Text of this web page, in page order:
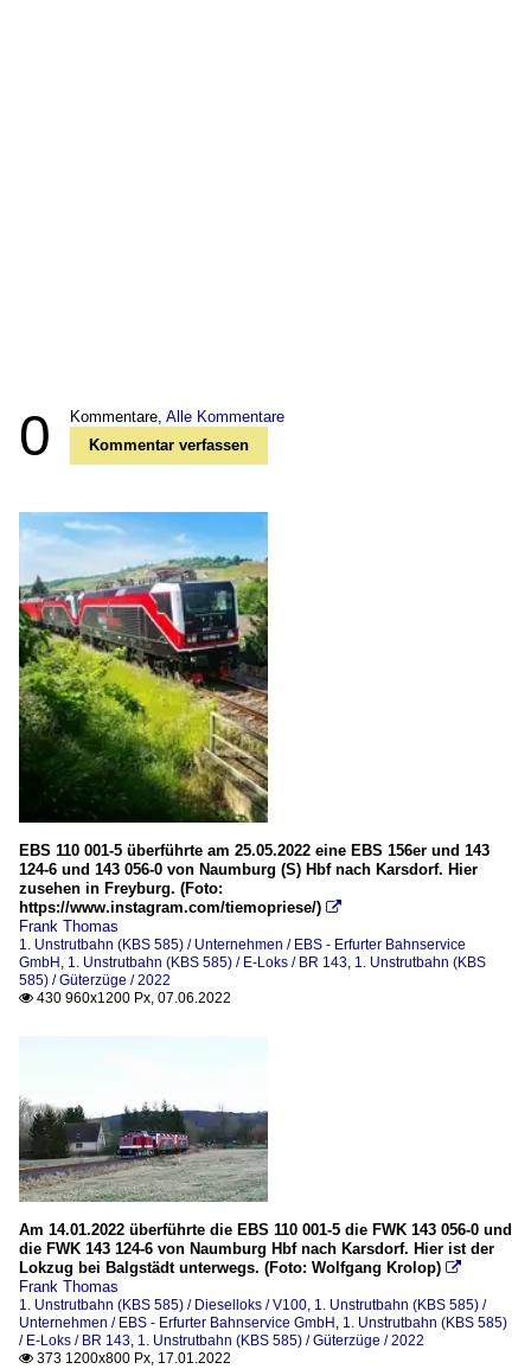
0 Kommentare, Alle Kommentare
Kommentar verfassen
EBS 110 001-5 überführte am 25.05.2022 eine EBS 156er und 143
124-6 und 143 056-0 von Naumburg (S) Hbf nach Karsdorf. Hier
zusehen in Freyburg. (Foto:
https://www.instagram.com/tiemopriese/) 
Frank Thomas
1. Unstrutbahn (KBS 585) / Unternehmen / EBS - Erfurter Bahnservice
GmbH , 1. Unstrutbahn (KBS 585) / E-Loks / BR 143, 1. Unstrutbahn (KBS
585) / Güterzüge / 2022
 430 960x1200 Px, 07.06.2022
Am 14.01.2022 überführte die EBS 110 001-5 die FWK 143 056-0 und
die FWK 143 124-6 von Naumburg Hbf nach Karsdorf. Hier ist der
Lokzug bei Balgstädt unterwegs. (Foto: Wolfgang Krolop) 
Frank Thomas
1. Unstrutbahn (KBS 585) / Dieselloks / V100, 1. Unstrutbahn (KBS 585) /
Unternehmen / EBS - Erfurter Bahnservice GmbH , 1. Unstrutbahn (KBS 585)
/ E-Loks / BR 143, 1. Unstrutbahn (KBS 585) / Güterzüge / 2022
 373 1200x800 Px, 17.01.2022